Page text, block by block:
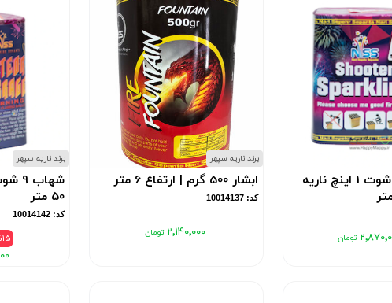
کهکشان 16 شوت 1 اینچ ناریه
برند ناریه سپهر
ابشار 500 گرم | ارتفاع 6 متر
کد: 10014137
۲٬۱۴۰٬۰۰۰
برند ناریه سپهر
50 متر
کد: 10014142